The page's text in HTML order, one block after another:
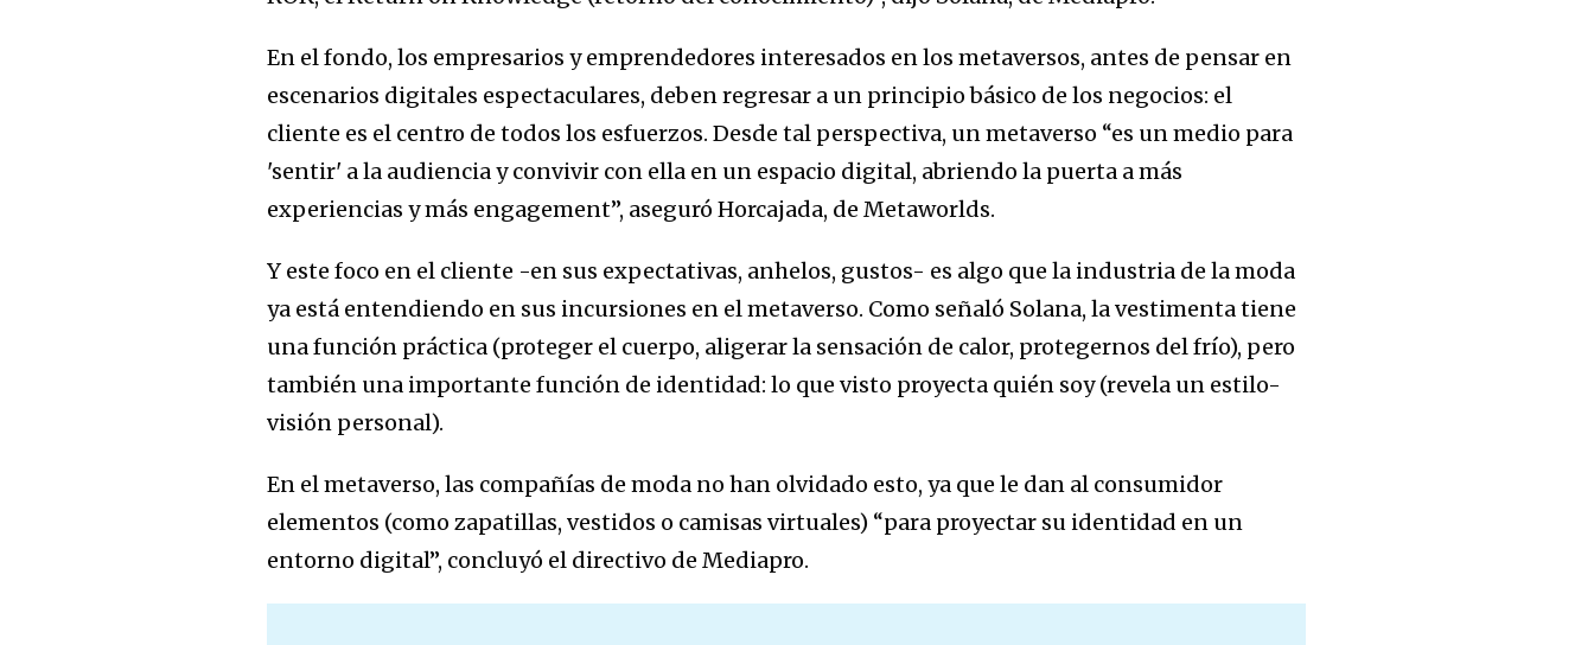
En el fondo, los empresarios y emprendedores interesados en los metaversos, antes de pensar en
escenarios digitales espectaculares, deben regresar a un principio básico de los negocios: el
cliente es el centro de todos los esfuerzos. Desde tal perspectiva, un metaverso “es un medio para
'sentir' a la audiencia y convivir con ella en un espacio digital, abriendo la puerta a más
experiencias y más engagement”, aseguró Horcajada, de Metaworlds.
Y este foco en el cliente -en sus expectativas, anhelos, gustos- es algo que la industria de la moda
ya está entendiendo en sus incursiones en el metaverso. Como señaló Solana, la vestimenta tiene
una función práctica (proteger el cuerpo, aligerar la sensación de calor, protegernos del frío), pero
también una importante función de identidad: lo que visto proyecta quién soy (revela un estilo-
visión personal).
En el metaverso, las compañías de moda no han olvidado esto, ya que le dan al consumidor
elementos (como zapatillas, vestidos o camisas virtuales) “para proyectar su identidad en un
entorno digital”, concluyó el directivo de Mediapro.